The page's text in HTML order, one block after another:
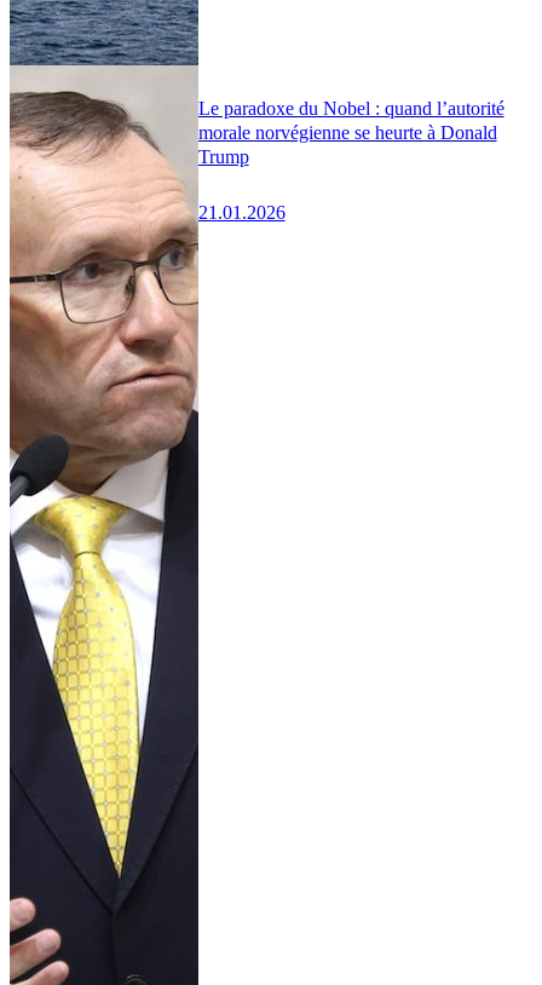
Le paradoxe du Nobel : quand l’autorité
morale norvégienne se heurte à Donald
Trump
21.01.2026